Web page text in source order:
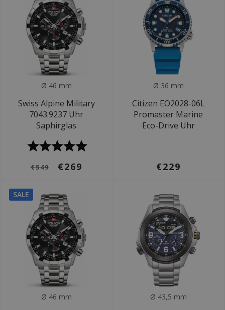
Ø 46 mm
Swiss Alpine Military
7043.9237 Uhr
Saphirglas
€549 €269
Ø 36 mm
Citizen EO2028-06L
Promaster Marine
Eco-Drive Uhr
€229
SALE
Ø 46 mm Ø 43,5 mm